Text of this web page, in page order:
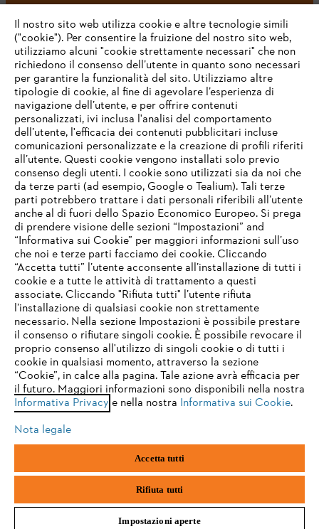
#STIHL
L’azienda
STIHL FAQ
Service
Termini e condizioni generali Privacy policy
Note legali Cookies Informazioni legali
Andreas STIHL S.p.A. - Viale delle Industrie, 15
20040 Cambiago (MI)
Email:info@stihl.it
Numero di partita IVA: 09883420151.
Società a socio unico, soggetta a direzione e coordinamento di Andreas
IHR BROWSER WIRD NICHT
UNTERSTÜTZT
Sie nutzen einen Browser, den wir noch nicht unterstützen. Für
eine optimale Nutzung unserer Seite empfehlen wir Ihnen, zu
einem der folgenden Browser zu wechseln:
firefox chrome
safari edge
Il nostro sito web utilizza cookie e altre tecnologie simili
("cookie"). Per consentire la fruizione del nostro sito web,
utilizziamo alcuni "cookie strettamente necessari" che non
richiedono il consenso dell’utente in quanto sono necessari
per garantire la funzionalità del sito. Utilizziamo altre
tipologie di cookie, al fine di agevolare l’esperienza di
navigazione dell’utente, e per offrire contenuti
personalizzati, ivi inclusa l'analisi del comportamento
dell’utente, l'efficacia dei contenuti pubblicitari incluse
comunicazioni personalizzate e la creazione di profili riferiti
all’utente. Questi cookie vengono installati solo previo
consenso degli utenti. I cookie sono utilizzati sia da noi che
da terze parti (ad esempio, Google o Tealium). Tali terze
parti potrebbero trattare i dati personali riferibili all’utente
anche al di fuori dello Spazio Economico Europeo. Si prega
di prendere visione delle sezioni “Impostazioni” and
“Informativa sui Cookie” per maggiori informazioni sull’uso
che noi e terze parti facciamo dei cookie. Cliccando
“Accetta tutti” l’utente acconsente all’installazione di tutti i
cookie e a tutte le attività di trattamento a questi
associate. Cliccando "Rifiuta tutti" l’utente rifiuta
l’installazione di qualsiasi cookie non strettamente
necessario. Nella sezione Impostazioni è possibile prestare
il consenso o rifiutare singoli cookie. È possibile revocare il
proprio consenso all'utilizzo di singoli cookie o di tutti i
cookie in qualsiasi momento, attraverso la sezione
“Cookie”, in calce alla pagina. Tale azione avrà efficacia per
il futuro. Maggiori informazioni sono disponibili nella nostra
Informativa Privacy e nella nostra Informativa sui Cookie.
Nota legale
Accetta tutti
Rifiuta tutti
Impostazioni aperte